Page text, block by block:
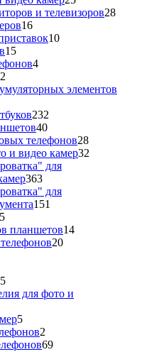
товаров
и телевизоров2828
1616
товаров
1010
1515
товаров
44
товаров
элементов
232
4040
товаров
телефонов2828
товаров
и видео камер32
для
363363
товара
для
151
55
товаров
планшетов1414
2020
235
товаров
для фото и
55
товаров
2
товара
6969